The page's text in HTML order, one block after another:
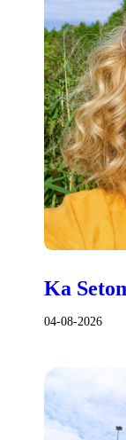
Ka
04-08-2026